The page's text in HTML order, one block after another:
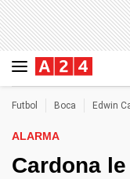
Futbol Boca Edwin
ALARMA
Cardona